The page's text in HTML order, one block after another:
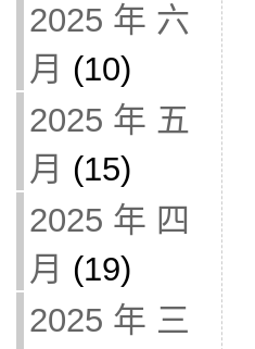
2025 年 六
月 (10)
2025 年 五
月 (15)
2025 年 四
月 (19)
2025 年 三